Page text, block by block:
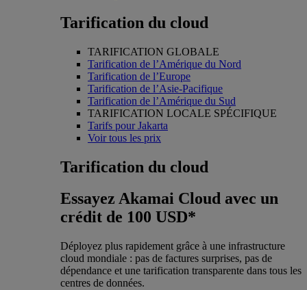
Tarification du cloud
TARIFICATION GLOBALE
Tarification de l’Amérique du Nord
Tarification de l’Europe
Tarification de l’Asie-Pacifique
Tarification de l’Amérique du Sud
TARIFICATION LOCALE SPÉCIFIQUE
Tarifs pour Jakarta
Voir tous les prix
Tarification du cloud
Essayez Akamai Cloud avec un
crédit de 100 USD*
Déployez plus rapidement grâce à une infrastructure
cloud mondiale : pas de factures surprises, pas de
dépendance et une tarification transparente dans tous les
centres de données.